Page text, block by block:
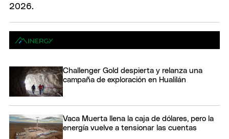
Challenger Gold despierta y relanza una
campaña de exploración en Hualilán
Vaca Muerta llena la caja de dólares, pero la
energía vuelve a tensionar las cuentas